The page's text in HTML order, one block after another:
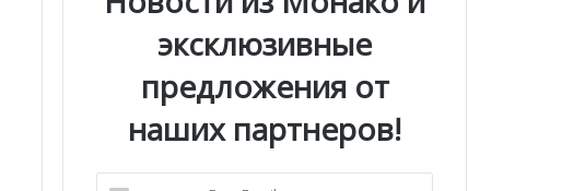
эксклюзивные
предложения от
наших партнеров!